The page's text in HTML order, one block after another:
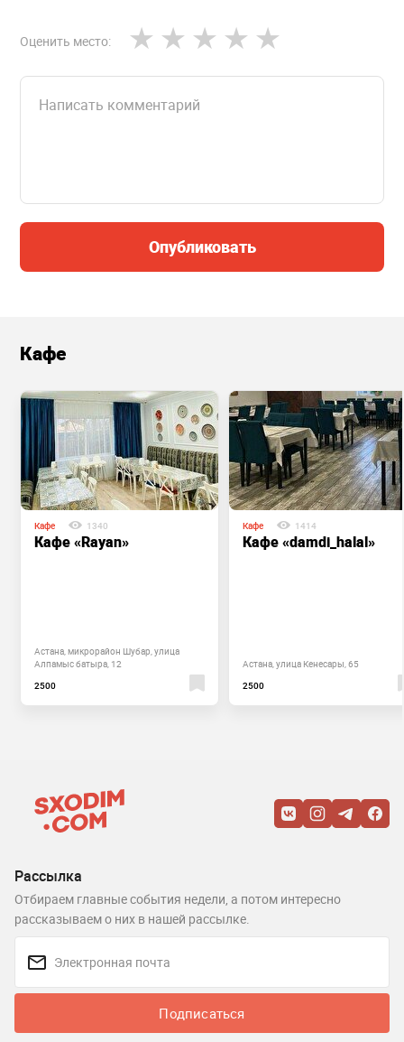
Оценить место:
Опубликовать
Кафе
Кафе 1340
Кафе «Rayan»
Астана, микрорайон Шубар, улица
Алпамыс батыра, 12
2500
Кафе 1414
Кафе «damdi_halal»
Астана, улица Кенесары, 65
2500
Рассылка
Отбираем главные события недели, а потом интересно
рассказываем о них в нашей рассылке.
Подписаться